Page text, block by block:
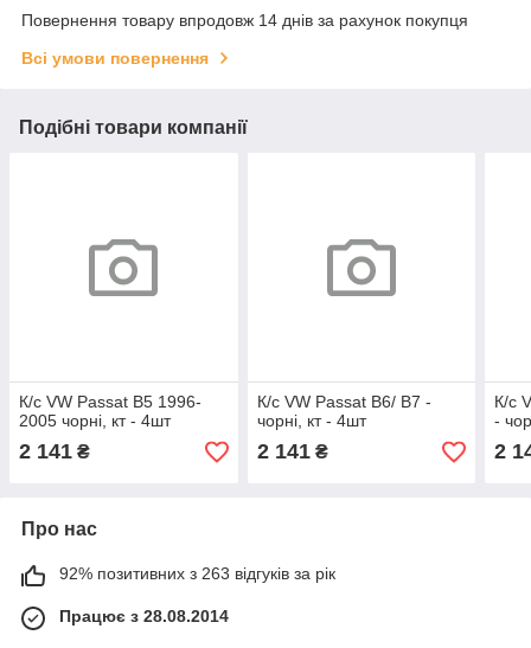
Повернення товару впродовж 14 днів за рахунок покупця
Всі умови повернення
Подібні товари компанії
К/с VW Passat B5 1996-
2005 чорні, кт - 4шт
2 141 ₴
К/с VW Passat B6/ B7 -
чорні, кт - 4шт
2 141₴
К/с
-
2
Про нас
92% позитивних з 263 відгуків за рік
Працює з 28.08.2014